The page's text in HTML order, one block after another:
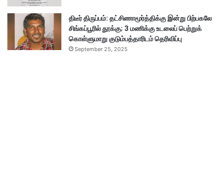
திடீர் திருப்பம்: தட்சிணாமூர்த்திக்கு இன்று பிற்பகலே
சிங்கப்பூரில் தூக்கு; 3 மணிக்கு உடலைப் பெற்றுக்
கொள்ளுமாறு குடும்பத்தாரிடம் தெரிவிப்பு
September 25, 2025